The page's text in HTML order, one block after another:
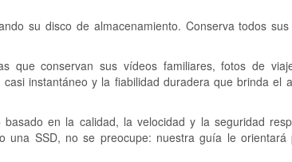
su disco de almacenamiento. Conserva todos
que conservan sus vídeos familiares, fotos de
instantáneo y la fiabilidad duradera que brinda el
en la calidad, la velocidad y la seguridad
una SSD, no se preocupe: nuestra guía le